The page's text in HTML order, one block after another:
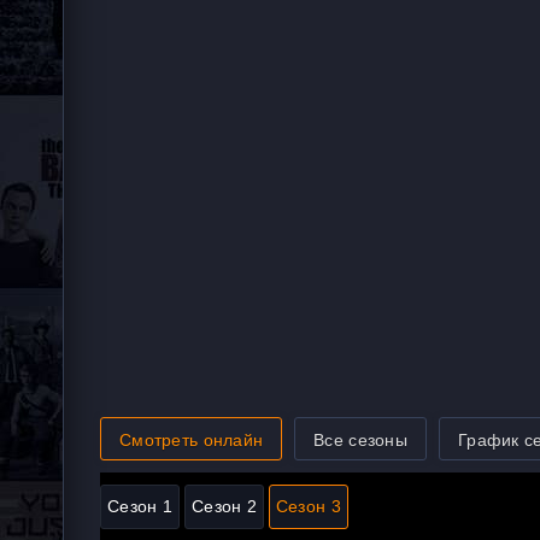
Смотреть онлайн Все сезоны График
Сезон 1 Сезон 2 Сезон 3